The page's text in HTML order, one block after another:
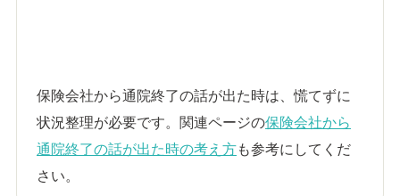
保険会社から通院終了の話が出た時は、慌てずに
状況整理が必要です。関連ページの保険会社から
通院終了の話が出た時の考え方も参考にしてくだ
さい。